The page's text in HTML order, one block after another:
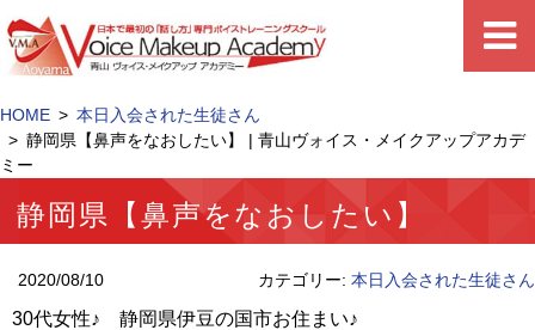
HOME
本日入会された生徒さん
静岡県【鼻声をなおしたい】 | 青山ヴォイス・メイクアップアカデ
ミー
静岡県【鼻声をなおしたい】
2020/08/10 カテゴリー: 本日入会された生徒さん
30代女性♪ 静岡県伊豆の国市お住まい♪